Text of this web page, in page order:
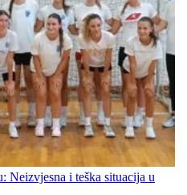
Neizvjesna i teška situacija u